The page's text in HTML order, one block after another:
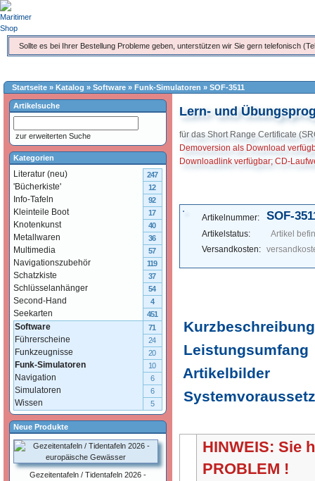
Sollte es bei Ihrer Bestellung Probleme geben, unterstützen wir Sie gern telefonisch
Startseite » Katalog » Software » Funk-Simulatoren » SOF-3511
Lern- und
für das Short Range Certificate
Demoversion als Download
Downloadlink verfügbar; CD-
Artikelnummer: SOF-
Artikelstatus:
Artikel
Versandkosten:
Kurzbeschreibung
Leistungsumfang
Artikelbilder
HINWEIS: Sie
PROBLEM !
Artikelsuche
zur erweiterten Suche
Kategorien
Literatur (neu) 247
'Bücherkiste' 12
Info-Tafeln 92
Kleinteile Boot 17
Knotenkunst 40
Metallwaren 36
Multimedia 57
Navigationszubehör 119
Schatzkiste 37
Schlüsselanhänger 54
Second-Hand 4
Seekarten 451
Software 71
Führerscheine 24
Funkzeugnisse 20
Funk-Simulatoren 10
Navigation 6
Simulatoren 6
Wissen 5
Neue Produkte
Gezeitentafeln / Tidentafeln 2026 -